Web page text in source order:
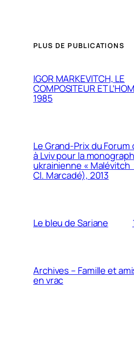
PLUS DE PUBLICATIONS
IGOR MARKEVITCH, LE
COMPOSITEUR ET
1985
Le Grand-Prix du Forum
à Lviv pour la
ukrainienne « Malévitch
Cl. Marcadé), 2013
Le bleu de Sariane
Archives – Famille et
en vrac